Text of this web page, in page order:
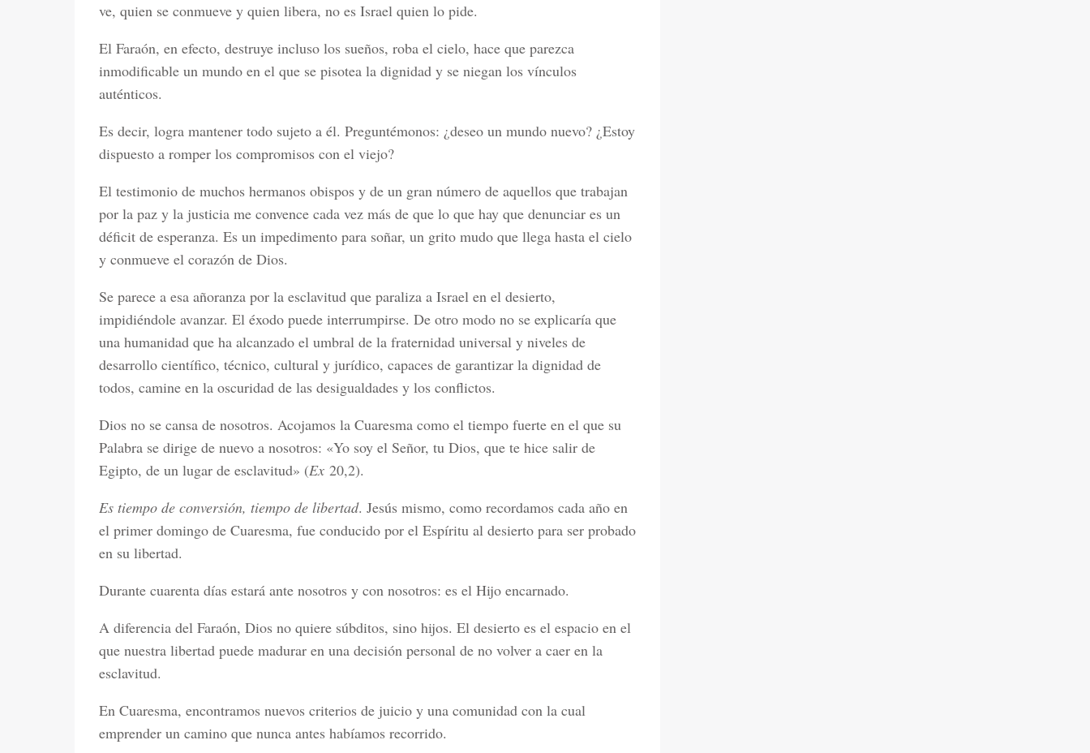
ve, quien se conmueve y quien libera, no es Israel quien lo pide.
El Faraón, en efecto, destruye incluso los sueños, roba el cielo, hace que parezca
inmodificable un mundo en el que se pisotea la dignidad y se niegan los vínculos
auténticos.
Es decir, logra mantener todo sujeto a él. Preguntémonos: ¿deseo un mundo nuevo? ¿Estoy
dispuesto a romper los compromisos con el viejo?
El testimonio de muchos hermanos obispos y de un gran número de aquellos que trabajan
por la paz y la justicia me convence cada vez más de que lo que hay que denunciar es un
déficit de esperanza. Es un impedimento para soñar, un grito mudo que llega hasta el cielo
y conmueve el corazón de Dios.
Se parece a esa añoranza por la esclavitud que paraliza a Israel en el desierto,
impidiéndole avanzar. El éxodo puede interrumpirse. De otro modo no se explicaría que
una humanidad que ha alcanzado el umbral de la fraternidad universal y niveles de
desarrollo científico, técnico, cultural y jurídico, capaces de garantizar la dignidad de
todos, camine en la oscuridad de las desigualdades y los conflictos.
Dios no se cansa de nosotros. Acojamos la Cuaresma como el tiempo fuerte en el que su
Palabra se dirige de nuevo a nosotros: «Yo soy el Señor, tu Dios, que te hice salir de
Egipto, de un lugar de esclavitud» (Ex 20,2).
Es tiempo de conversión, tiempo de libertad. Jesús mismo, como recordamos cada año en
el primer domingo de Cuaresma, fue conducido por el Espíritu al desierto para ser probado
en su libertad.
Durante cuarenta días estará ante nosotros y con nosotros: es el Hijo encarnado.
A diferencia del Faraón, Dios no quiere súbditos, sino hijos. El desierto es el espacio en el
que nuestra libertad puede madurar en una decisión personal de no volver a caer en la
esclavitud.
En Cuaresma, encontramos nuevos criterios de juicio y una comunidad con la cual
emprender un camino que nunca antes habíamos recorrido.